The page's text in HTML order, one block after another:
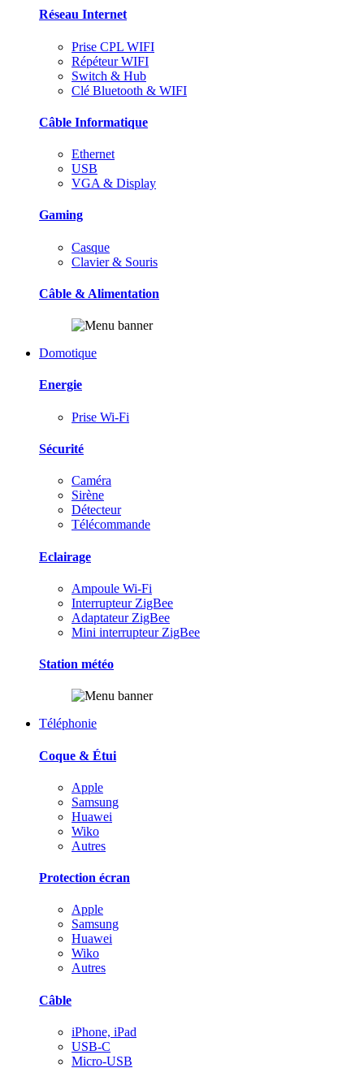
Réseau Internet
Prise CPL WIFI
Répéteur WIFI
Switch & Hub
Clé Bluetooth & WIFI
Câble Informatique
Ethernet
USB
VGA & Display
Gaming
Casque
Clavier & Souris
Câble & Alimentation
Domotique
Energie
Prise Wi-Fi
Sécurité
Caméra
Sirène
Détecteur
Télécommande
Eclairage
Ampoule Wi-Fi
Interrupteur ZigBee
Adaptateur ZigBee
Mini interrupteur ZigBee
Station météo
Téléphonie
Coque & Étui
Apple
Samsung
Huawei
Wiko
Autres
Protection écran
Apple
Samsung
Huawei
Wiko
Autres
Câble
iPhone, iPad
USB-C
Micro-USB